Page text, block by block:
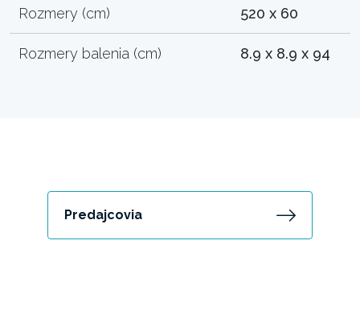
Rozmery (cm) 520 x 60
Rozmery balenia (cm) 8.9 x 8.9 x 94
Predajcovia